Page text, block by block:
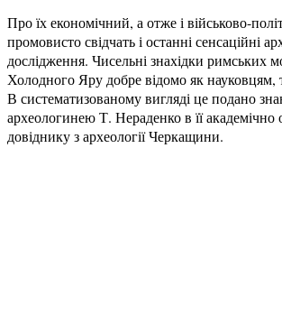
Про їх економічний, а отже і військово-
промовисто свідчать і останні сенсаційні
дослідження. Чисельні знахідки римських
Холодного Яру добре відомо як науковцям,
В систематизованому вигляді це подано
археологинею Т. Нераденко в її
довіднику з археології Черкащини.